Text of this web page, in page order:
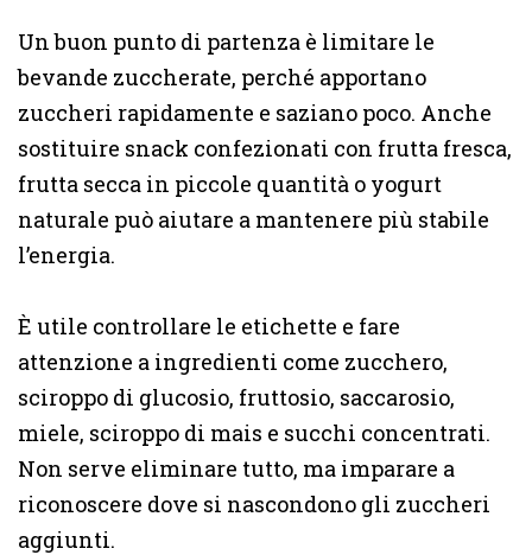
Un buon punto di partenza è limitare le
bevande zuccherate, perché apportano
zuccheri rapidamente e saziano poco. Anche
sostituire snack confezionati con frutta fresca,
frutta secca in piccole quantità o yogurt
naturale può aiutare a mantenere più stabile
l’energia.
È utile controllare le etichette e fare
attenzione a ingredienti come zucchero,
sciroppo di glucosio, fruttosio, saccarosio,
miele, sciroppo di mais e succhi concentrati.
Non serve eliminare tutto, ma imparare a
riconoscere dove si nascondono gli zuccheri
aggiunti.